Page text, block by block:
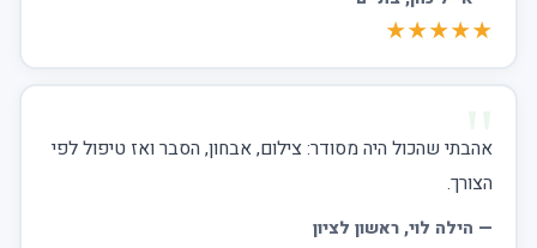
★★★★★
אהבתי שהכול היה מסודר: צילום, אבחון, הסבר ואז טיפול לפי
הצורך.
— הילה לוי, ראשון לציון